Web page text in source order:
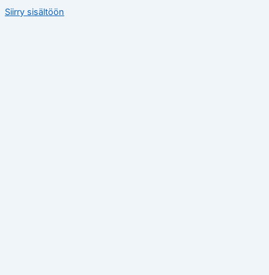
Siirry sisältöön